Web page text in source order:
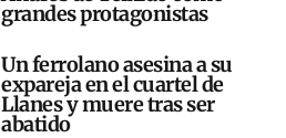
grandes protagonistas
Un ferrolano asesina a su
expareja en el cuartel de
Llanes y muere tras ser
abatido